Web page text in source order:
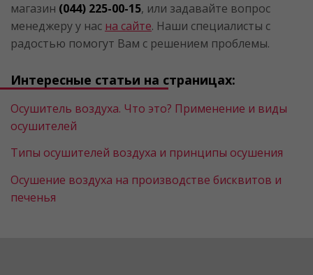
магазин (044) 225-00-15, или задавайте вопрос
менеджеру у нас на сайте. Наши специалисты с
радостью помогут Вам с решением проблемы.
Интересные статьи на страницах:
Осушитель воздуха. Что это? Применение и виды
осушителей
Типы осушителей воздуха и принципы осушения
Осушение воздуха на производстве бисквитов и
печенья